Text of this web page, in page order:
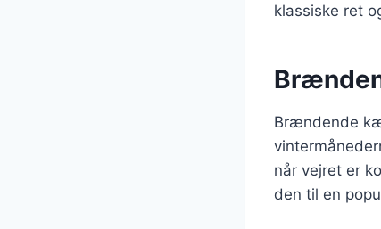
klassiske ret
Brændende
når vejret er
den til en